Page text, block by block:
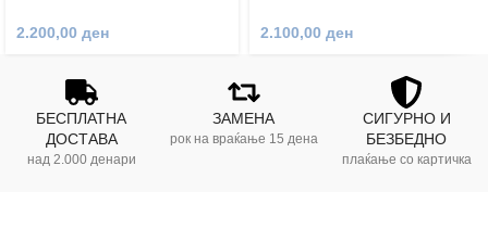
2.200,00 ден 2.100,00 ден
БЕСПЛАТНА
ДОСТАВА
над 2.000 денари
ЗАМЕНА
рок на враќање 15 дена
СИГУРНО И
БЕЗБЕДНО
плаќање со картичка